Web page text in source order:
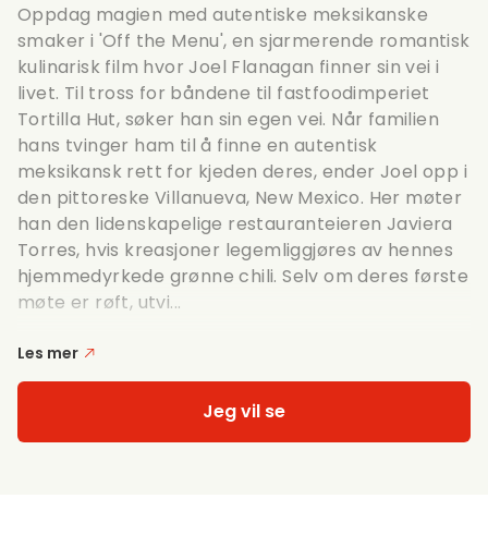
Oppdag magien med autentiske meksikanske
smaker i 'Off the Menu', en sjarmerende romantisk
kulinarisk film hvor Joel Flanagan finner sin vei i
livet. Til tross for båndene til fastfoodimperiet
Tortilla Hut, søker han sin egen vei. Når familien
hans tvinger ham til å finne en autentisk
meksikansk rett for kjeden deres, ender Joel opp i
den pittoreske Villanueva, New Mexico. Her møter
han den lidenskapelige restauranteieren Javiera
Torres, hvis kreasjoner legemliggjøres av hennes
hjemmedyrkede grønne chili. Selv om deres første
møte er røft, utvi...
Les mer
Jeg vil se